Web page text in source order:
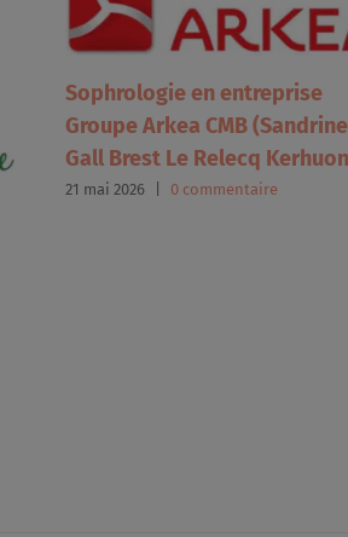
Sophrologie en entreprise
Groupe Arkea CMB
Gall Brest Le Relecq
21 mai 2026 0 commentaire